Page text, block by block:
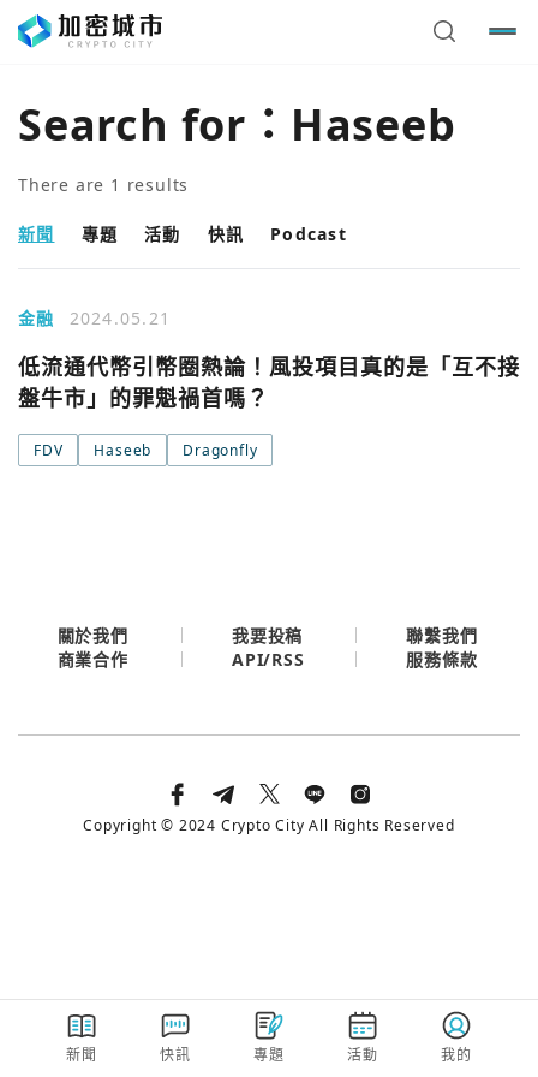
Search for： Haseeb
There are 1 results
新聞 專題 活動 快訊 Podcast
金融 2024.05.21
低流通代幣引幣圈熱論！風投項目真的是「互不接
盤牛市」的罪魁禍首嗎？
FDV Haseeb Dragonfly
使用以下帳號繼續
繼續表示您已同意 服務條款與隱私政策
城市
關閉
新聞 快訊 專題 活動 我的
關於我們 我要投稿
聯繫我們
商業合作
API/RSS 服務條款
Copyright © 2024 Crypto City All Rights Reserved